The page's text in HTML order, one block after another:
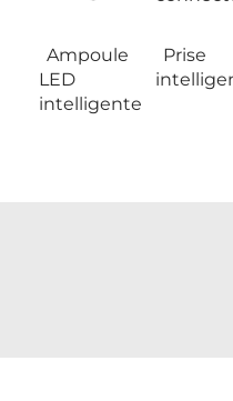
Ampoule
LED
intelligente
Prise